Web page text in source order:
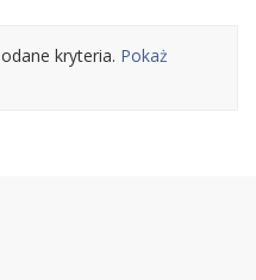
kryteria. Pokaż